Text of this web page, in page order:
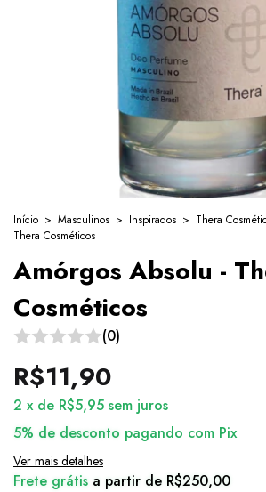
Início > Masculinos > Inspirados > Thera
Thera Cosméticos
Amórgos Absolu -
Cosméticos
(0)
R$11,90
2 x de R$5,95 sem juros
5% de desconto pagando com Pix
Ver mais detalhes
Frete grátis a partir de R$250,00